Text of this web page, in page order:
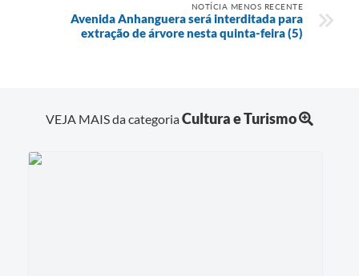
NOTÍCIA MENOS RECENTE
Avenida Anhanguera será interditada para
extração de árvore nesta quinta-feira (5)
VEJA MAIS da categoriaCultura e Turismo